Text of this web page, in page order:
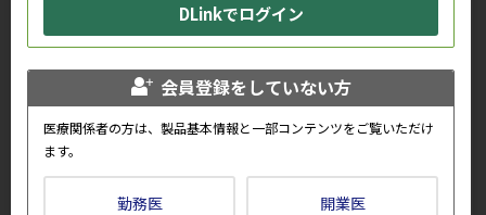
会員登録をしていない方
医療関係者の方は、製品基本情報と一部コンテンツをご覧いただけ
ます。
勤務医 開業医
DLinkでログイン